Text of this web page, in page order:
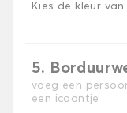
Kies de kleur
5.
voeg een
een icoontje